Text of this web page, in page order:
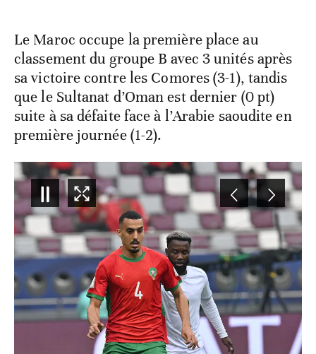
Le Maroc occupe la première place au
classement du groupe B avec 3 unités après
sa victoire contre les Comores (3-1), tandis
que le Sultanat d’Oman est dernier (0 pt)
suite à sa défaite face à l’Arabie saoudite en
première journée (1-2).